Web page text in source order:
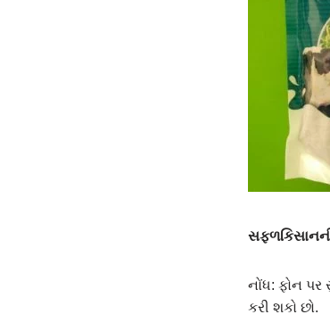
નોંધ: ફોન પર
કરી શકો છો.